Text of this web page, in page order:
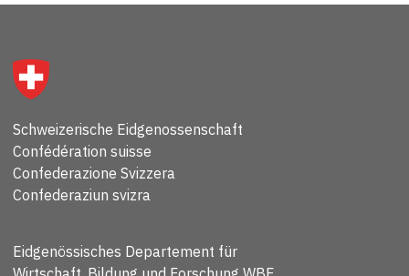
Schweizerische Eidgenossenschaft
Confédération suisse
Confederazione Svizzera
Confederaziun svizra
Eidgenössisches Departement für